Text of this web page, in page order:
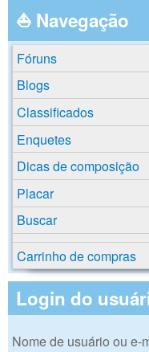
⛵ Navegação
Fóruns
Blogs
Classificados
Enquetes
Dicas de composição
Placar
Buscar
Carrinho de compras
Login do
Nome de usuário ou e-